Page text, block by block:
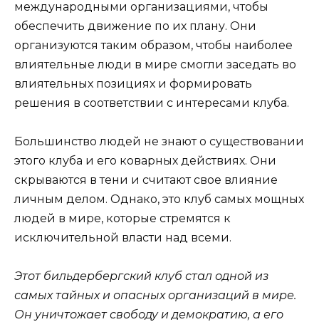
международными организациями, чтобы
обеспечить движение по их плану. Они
организуются таким образом, чтобы наиболее
влиятельные люди в мире смогли заседать во
влиятельных позициях и формировать
решения в соответствии с интересами клуба.
Большинство людей не знают о существовании
этого клуба и его коварных действиях. Они
скрываются в тени и считают свое влияние
личным делом. Однако, это клуб самых мощных
людей в мире, которые стремятся к
исключительной власти над всеми.
Этот бильдербергский клуб стал одной из
самых тайных и опасных организаций в мире.
Он уничтожает свободу и демократию, а его